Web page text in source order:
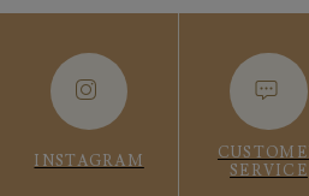
INSTAGRAM
SERVICE